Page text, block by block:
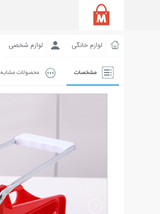
لوازم خانگی لوازم شخصی
مشخصات محصولات مشابه